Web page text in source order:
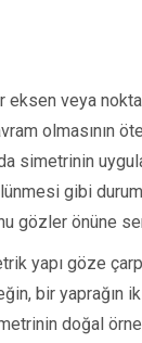
veya
olmasının
simetrinin
gibi
gözler önüne
yapı göze
bir yaprağın
doğal